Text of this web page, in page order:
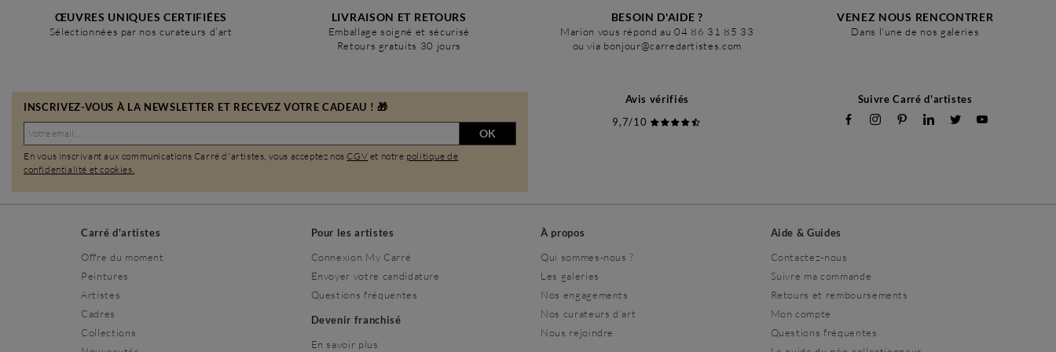
ŒUVRES UNIQUES CERTIFIÉES
Sélectionnées par nos curateurs d’art
LIVRAISON ET RETOURS
Emballage soigné et sécurisé
Retours gratuits 30 jours
BESOIN D'AIDE ?
Marion vous répond au 04 86 31 85 33
ou via bonjour@carredartistes.com
VENEZ NOUS RENCONTRER
Dans l'une de nos galeries
INSCRIVEZ-VOUS À LA NEWSLETTER ET RECEVEZ VOTRE CADEAU ! 🎁
OK
En vous inscrivant aux communications Carré d'artistes, vous acceptez nosCGV et notre politique de
confidentialité et cookies.
Avis vérifiés
9,7/10
Suivre Carré d'artistes
Carré d'artistes
Offre du moment
Peintures
Artistes
Cadres
Collections
Pour les artistes
Connexion My Carré
Envoyer votre candidature
Questions fréquentes
Devenir franchisé
En savoir plus
À propos
Qui sommes-nous ?
Les galeries
Nos engagements
Nos curateurs d'art
Nous rejoindre
Aide & Guides
Contactez-nous
Suivre ma commande
Retours et remboursements
Mon compte
Questions fréquentes